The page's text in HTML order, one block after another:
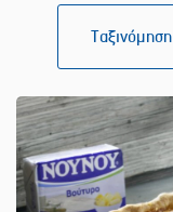
Ταξινόμηση